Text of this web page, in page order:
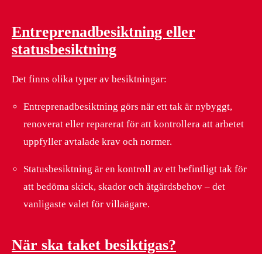
Entreprenadbesiktning eller
statusbesiktning
Det finns olika typer av besiktningar:
Entreprenadbesiktning görs när ett tak är nybyggt,
renoverat eller reparerat för att kontrollera att arbetet
uppfyller avtalade krav och normer.
Statusbesiktning är en kontroll av ett befintligt tak för
att bedöma skick, skador och åtgärdsbehov – det
vanligaste valet för villaägare.
När ska taket besiktigas?